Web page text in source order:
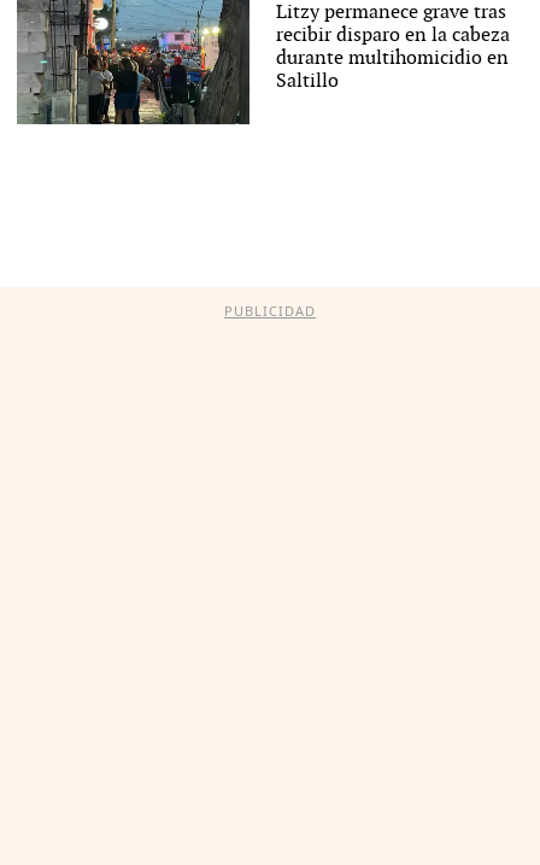
Litzy permanece grave tras
recibir disparo en la cabeza
durante multihomicidio en
Saltillo
PUBLICIDAD